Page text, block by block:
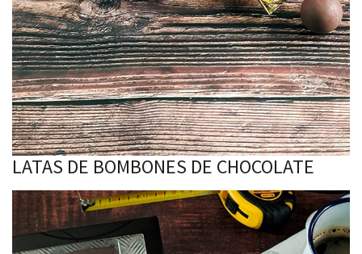
LATAS DE BOMBONES DE CHOCOLATE